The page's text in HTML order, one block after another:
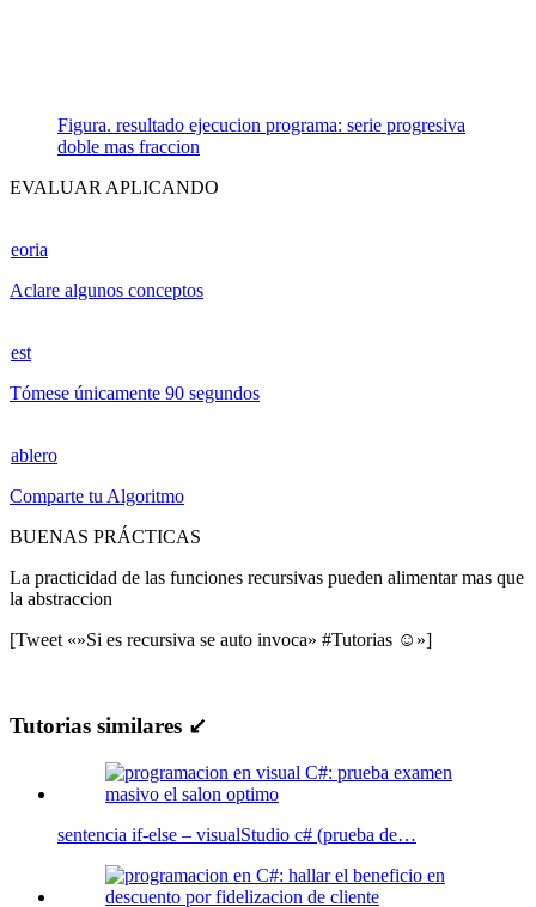
Figura. resultado ejecucion programa: serie progresiva
doble mas fraccion
EVALUAR APLICANDO
eoria
Aclare algunos conceptos
est
Tómese únicamente 90 segundos
ablero
Comparte tu Algoritmo
BUENAS PRÁCTICAS
La practicidad de las funciones recursivas pueden alimentar mas que
la abstraccion
[Tweet «»Si es recursiva se auto invoca» #Tutorias ☺»]
Tutorias similares ↙
sentencia if-else – visualStudio c# (prueba de…